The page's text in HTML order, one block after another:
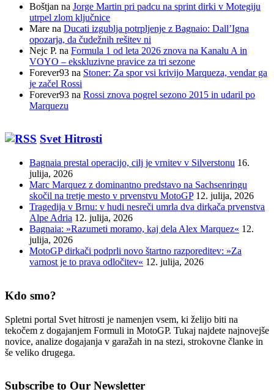
Boštjan na Jorge Martin pri padcu na sprint dirki v Motegiju
utrpel zlom ključnice
Mare na Ducati izgublja potrpljenje z Bagnaio: Dall’Igna
opozarja, da čudežnih rešitev ni
Nejc P. na Formula 1 od leta 2026 znova na Kanalu A in
VOYO – ekskluzivne pravice za tri sezone
Forever93 na Stoner: Za spor vsi krivijo Marqueza, vendar ga
je začel Rossi
Forever93 na Rossi znova pogrel sezono 2015 in udaril po
Marquezu
Svet Hitrosti
Bagnaia prestal operacijo, cilj je vrnitev v Silverstonu 16.
julija, 2026
Marc Marquez z dominantno predstavo na Sachsenringu
skočil na tretje mesto v prvenstvu MotoGP 12. julija, 2026
Tragedija v Brnu: v hudi nesreči umrla dva dirkača prvenstva
Alpe Adria 12. julija, 2026
Bagnaia: »Razumeti moramo, kaj dela Alex Marquez« 12.
julija, 2026
MotoGP dirkači podprli novo štartno razporeditev: »Za
varnost je to prava odločitev« 12. julija, 2026
Kdo smo?
Spletni portal Svet hitrosti je namenjen vsem, ki želijo biti na
tekočem z dogajanjem Formuli in MotoGP. Tukaj najdete najnovejše
novice, analize dogajanja v garažah in na stezi, strokovne članke in
še veliko drugega.
Subscribe to Our Newsletter